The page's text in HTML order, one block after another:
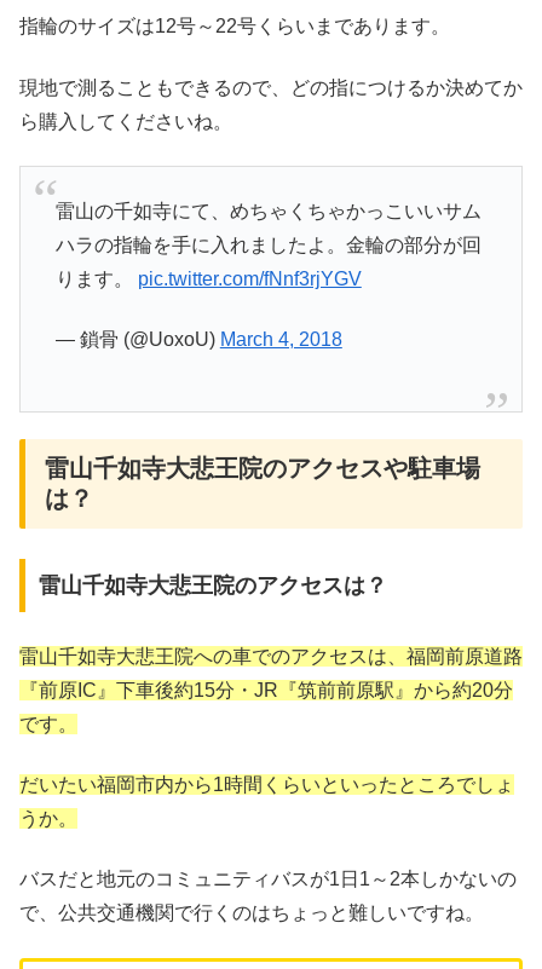
指輪のサイズは12号～22号くらいまであります。
現地で測ることもできるので、どの指につけるか決めてか
ら購入してくださいね。
雷山の千如寺にて、めちゃくちゃかっこいいサム
ハラの指輪を手に入れましたよ。金輪の部分が回
ります。 pic.twitter.com/fNnf3rjYGV
— 鎖骨 (@UoxoU) March 4, 2018
雷山千如寺大悲王院のアクセスや駐車場
は？
雷山千如寺大悲王院のアクセスは？
雷山千如寺大悲王院への車でのアクセスは、福岡前原道路
『前原IC』下車後約15分・JR『筑前前原駅』から約20分
です。
だいたい福岡市内から1時間くらいといったところでしょ
うか。
バスだと地元のコミュニティバスが1日1～2本しかないの
で、公共交通機関で行くのはちょっと難しいですね。